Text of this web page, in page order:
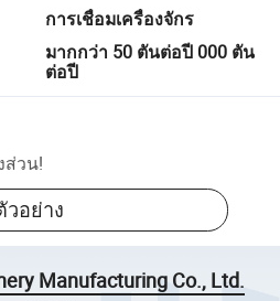
การเชื่อมเครื่องจักร
มากกว่า 50 ตันต่อปี 000 ตัน
ต่อปี
ส่วน!
วอย่าง
Manufacturing Co., Ltd.